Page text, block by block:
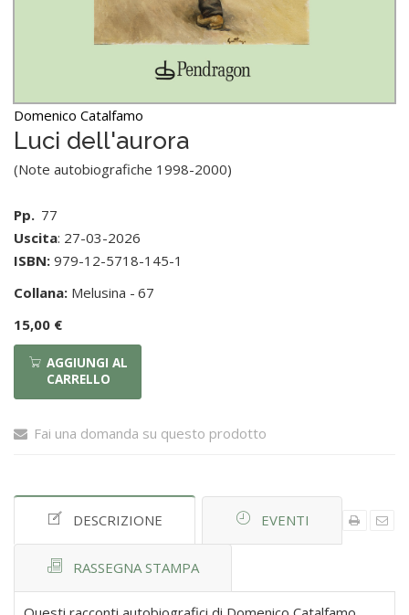
Domenico Catalfamo
Luci dell'aurora
(Note autobiografiche 1998-2000)
Pp. 77
Uscita: 27-03-2026
ISBN: 979-12-5718-145-1
Collana: Melusina - 67
15,00 €
AGGIUNGI AL
CARRELLO
Fai una domanda su questo prodotto
DESCRIZIONE EVENTI
RASSEGNA STAMPA